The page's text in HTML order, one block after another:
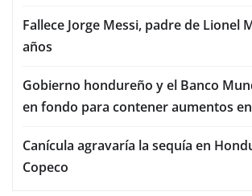
Fallece Jorge Messi, padre de Lionel
años
Gobierno hondureño y el Banco
en fondo para contener aumentos
Canícula agravaría la sequía en
Copeco